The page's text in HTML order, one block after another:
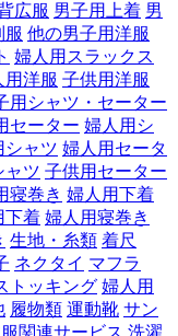
広服 男子用上着 男
服 他の男子用洋服
婦人用スラックス
用洋服 子供用洋服
用シャツ・セーター
セーター 婦人用シ
シャツ 婦人用セータ
ャツ 子供用セーター
寝巻き 婦人用下着
下着 婦人用寝巻き
生地・糸類 着尺
ネクタイ マフラ
トッキング 婦人用
履物類 運動靴 サン
関連サービス 洗濯